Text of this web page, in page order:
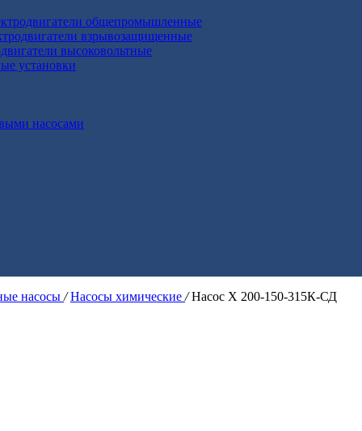
общепромышленные
взрывозащищенные
высоковольтные
установки
насосами
насосы / Насосы химические / Насос Х 200-150-315К-СД